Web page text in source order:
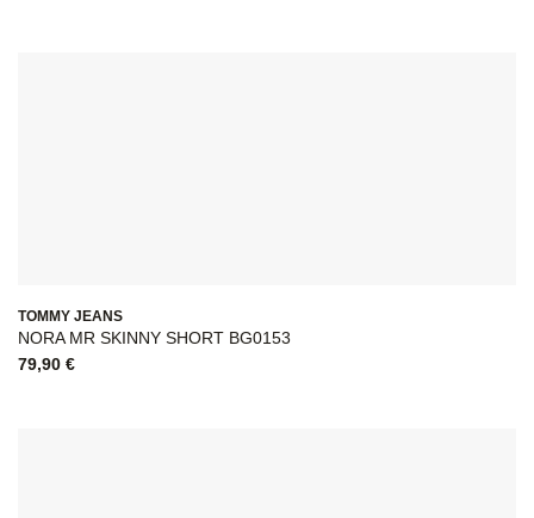
TOMMY JEANS
NORA MR SKINNY SHORT BG0153
79,90 €